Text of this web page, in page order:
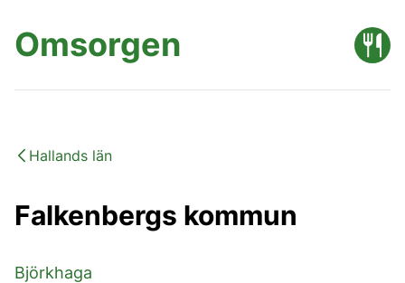
Omsorgen
Hallands län
Falkenbergs kommun
Björkhaga